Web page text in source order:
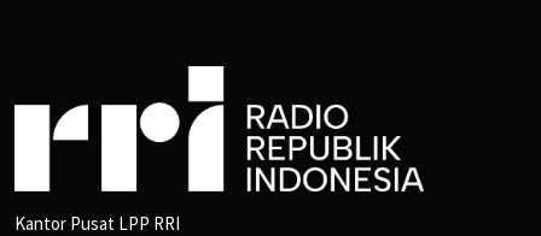
Kantor Pusat LPP RRI